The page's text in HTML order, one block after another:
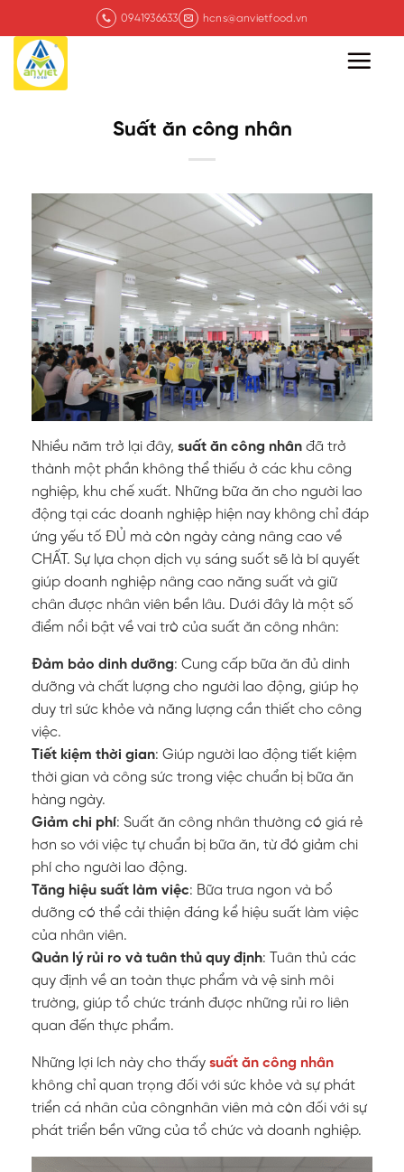
đến
nội
dung
hcns@anvietfood.vn
0941936633
Suất ăn công nhân
Nhiều năm trở lại đây, suất ăn công nhân đã trở
thành một phần không thể thiếu ở các khu công
nghiệp, khu chế xuất. Những bữa ăn cho người lao
động tại các doanh nghiệp hiện nay không chỉ đáp
ứng yếu tố ĐỦ mà còn ngày càng nâng cao về
CHẤT. Sự lựa chọn dịch vụ sáng suốt sẽ là bí quyết
giúp doanh nghiệp nâng cao năng suất và giữ
chân được nhân viên bền lâu. Dưới đây là một số
điểm nổi bật về vai trò của suất ăn công nhân:
Đảm bảo dinh dưỡng: Cung cấp bữa ăn đủ dinh
dưỡng và chất lượng cho người lao động, giúp họ
duy trì sức khỏe và năng lượng cần thiết cho công
việc.
Tiết kiệm thời gian: Giúp người lao động tiết kiệm
thời gian và công sức trong việc chuẩn bị bữa ăn
hàng ngày.
Giảm chi phí: Suất ăn công nhân thường có giá rẻ
hơn so với việc tự chuẩn bị bữa ăn, từ đó giảm chi
phí cho người lao động.
Tăng hiệu suất làm việc: Bữa trưa ngon và bổ
dưỡng có thể cải thiện đáng kể hiệu suất làm việc
của nhân viên.
Quản lý rủi ro và tuân thủ quy định: Tuân thủ các
quy định về an toàn thực phẩm và vệ sinh môi
trường, giúp tổ chức tránh được những rủi ro liên
quan đến thực phẩm.
Những lợi ích này cho thấy suất ăn công nhân
không chỉ quan trọng đối với sức khỏe và sự phát
triển cá nhân của côngnhân viên mà còn đối với sự
phát triển bền vững của tổ chức và doanh nghiệp.